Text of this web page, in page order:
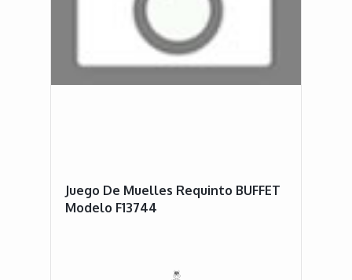
Juego De Muelles Requinto BUFFET
Modelo F13744